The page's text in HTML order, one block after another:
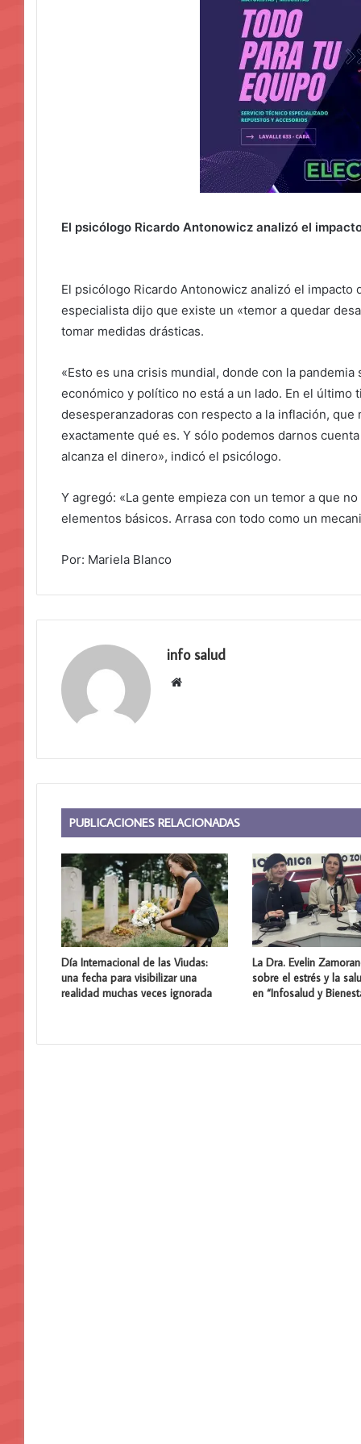
El psicólogo Ricardo Antonowicz analizó el
El psicólogo Ricardo Antonowicz analizó el impacto
especialista dijo que existe un «temor a quedar
tomar medidas drásticas.
«Esto es una crisis mundial, donde con la
económico y político no está a un lado. En el último
desesperanzadoras con respecto a la inflación,
exactamente qué es. Y sólo podemos darnos
alcanza el dinero», indicó el psicólogo.
Y agregó: «La gente empieza con un temor a que
elementos básicos. Arrasa con todo como un
Por: Mariela Blanco
info salud
Sitio
PUBLICACIONES RELACIONADAS
Día Internacional de las Viudas:
una fecha para visibilizar una
realidad muchas veces ignorada
La Dra. Evelin
sobre el estrés y la
en “Infosalud y